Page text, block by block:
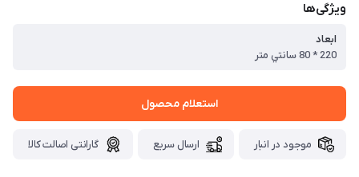
ویژگی‌ها
ابعاد
220 * 80 سانتي متر
استعلام محصول
موجود در انبار ارسال سریع گارانتی اصالت کالا